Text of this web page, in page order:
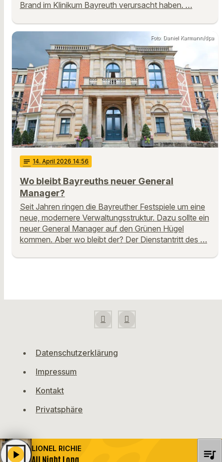
Brand im Klinikum Bayreuth verursacht haben. …
Foto: Daniel Karmann/dpa
notes 14. April 2026 14:56
Wo bleibt Bayreuths neuer General
Manager?
Seit Jahren ringen die Bayreuther Festspiele um eine
neue, modernere Verwaltungsstruktur. Dazu sollte ein
neuer General Manager auf den Grünen Hügel
kommen. Aber wo bleibt der? Der Dienstantritt des …
Datenschutzerklärung
Impressum
Kontakt
Privatsphäre
LIONEL RICHIE
All Night Long
play_arrow queue_music